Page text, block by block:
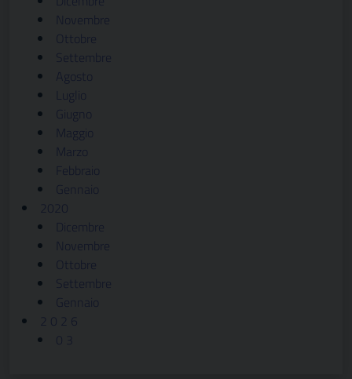
Novembre
Ottobre
Settembre
Agosto
Luglio
Giugno
Maggio
Marzo
Febbraio
Gennaio
2020
Dicembre
Novembre
Ottobre
Settembre
Gennaio
2 0 2 6
0 3